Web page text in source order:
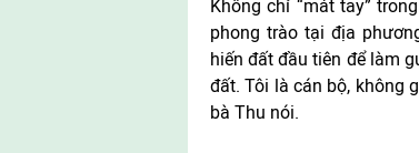
Không chỉ “mát tay”
phong trào tại địa
hiến đất đầu tiên để làm
đất. Tôi là cán bộ, không
bà Thu nói.